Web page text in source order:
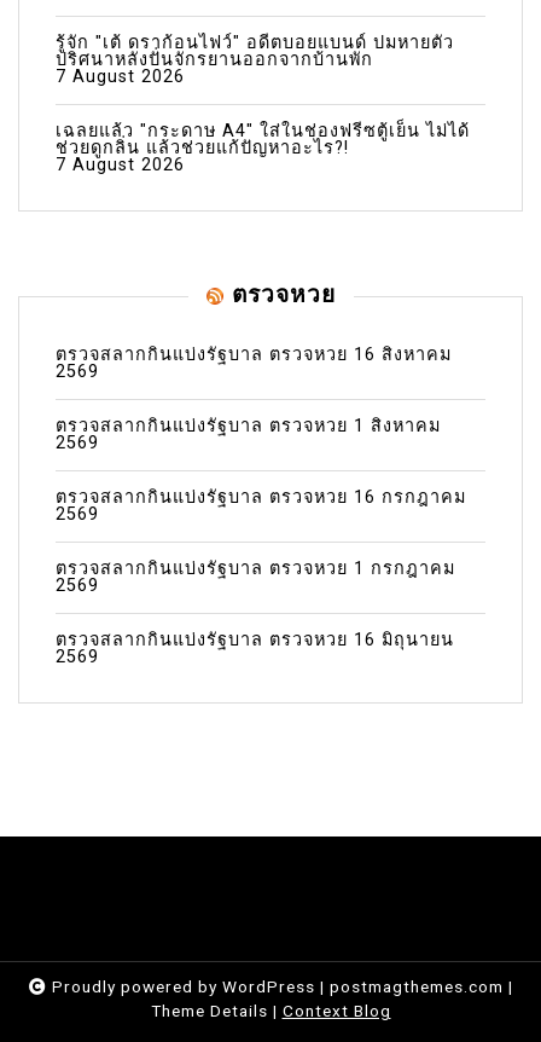
รู้จัก "เต้ ดราก้อนไฟว์" อดีตบอยแบนด์ ปมหายตัว
ปริศนาหลังปั่นจักรยานออกจากบ้านพัก
7 August 2026
เฉลยแล้ว "กระดาษ A4" ใส่ในช่องฟรีซตู้เย็น ไม่ได้
ช่วยดูกลิ่น แล้วช่วยแก้ปัญหาอะไร?!
7 August 2026
ตรวจหวย
ตรวจสลากกินแบ่งรัฐบาล ตรวจหวย 16 สิงหาคม
2569
ตรวจสลากกินแบ่งรัฐบาล ตรวจหวย 1 สิงหาคม
2569
ตรวจสลากกินแบ่งรัฐบาล ตรวจหวย 16 กรกฎาคม
2569
ตรวจสลากกินแบ่งรัฐบาล ตรวจหวย 1 กรกฎาคม
2569
ตรวจสลากกินแบ่งรัฐบาล ตรวจหวย 16 มิถุนายน
2569
Proudly powered by WordPress | postmagthemes.com |
Theme Details | Context Blog